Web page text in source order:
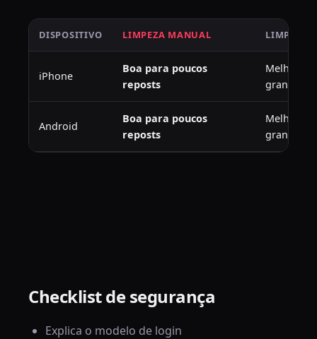
DISPOSITIVO LIMPEZA MANUAL LIMPEZA
iPhone
Boa para poucos
reposts
Melhor
grandes
Android
Boa para poucos
reposts
Melhor
grandes
Checklist de segurança
Explica o modelo de login